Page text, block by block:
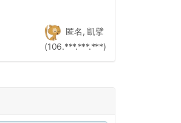
匿名, 凱擘
(106.***.***.***)